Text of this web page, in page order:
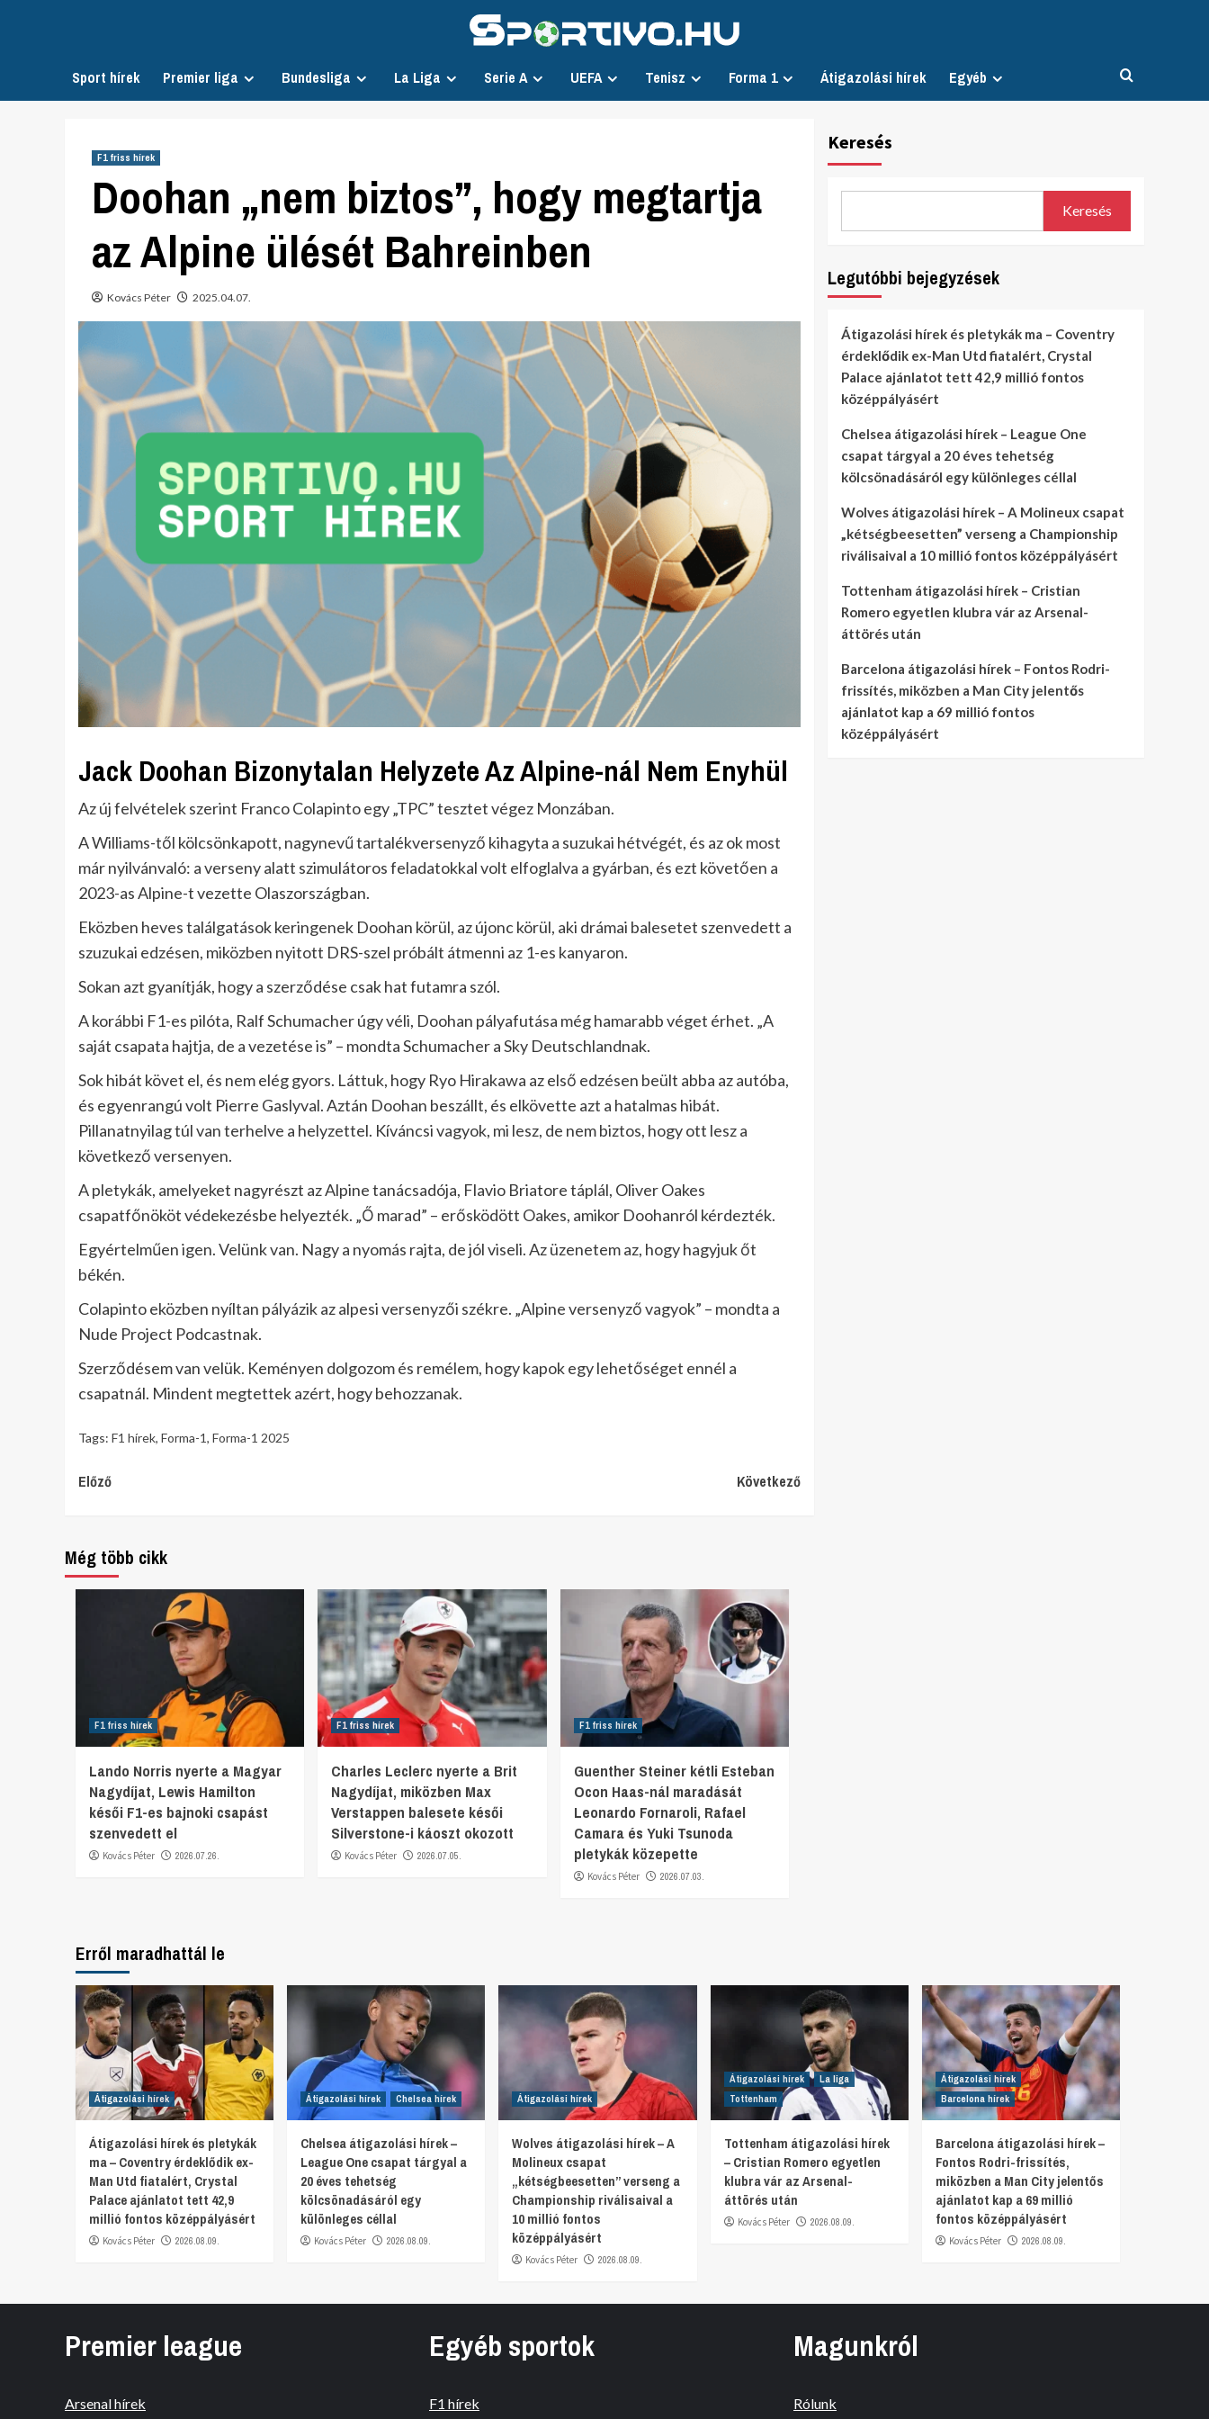
Sport hírek Premier liga Bundesliga La Liga Serie A UEFA Tenisz Forma 1 Átigazolási hírek Egyéb
F1 friss hírek
Doohan „nem biztos”, hogy megtartja
az Alpine ülését Bahreinben
Kovács Péter 2025.04.07.
Jack Doohan Bizonytalan Helyzete Az Alpine-nál Nem Enyhül
Az új felvételek szerint Franco Colapinto egy „TPC” tesztet végez Monzában.
A Williams-től kölcsönkapott, nagynevű tartalékversenyző kihagyta a suzukai hétvégét, és az ok most
már nyilvánvaló: a verseny alatt szimulátoros feladatokkal volt elfoglalva a gyárban, és ezt követően a
2023-as Alpine-t vezette Olaszországban.
Eközben heves találgatások keringenek Doohan körül, az újonc körül, aki drámai balesetet szenvedett a
szuzukai edzésen, miközben nyitott DRS-szel próbált átmenni az 1-es kanyaron.
Sokan azt gyanítják, hogy a szerződése csak hat futamra szól.
A korábbi F1-es pilóta, Ralf Schumacher úgy véli, Doohan pályafutása még hamarabb véget érhet. „A
saját csapata hajtja, de a vezetése is” – mondta Schumacher a Sky Deutschlandnak.
Sok hibát követ el, és nem elég gyors. Láttuk, hogy Ryo Hirakawa az első edzésen beült abba az autóba,
és egyenrangú volt Pierre Gaslyval. Aztán Doohan beszállt, és elkövette azt a hatalmas hibát.
Pillanatnyilag túl van terhelve a helyzettel. Kíváncsi vagyok, mi lesz, de nem biztos, hogy ott lesz a
következő versenyen.
A pletykák, amelyeket nagyrészt az Alpine tanácsadója, Flavio Briatore táplál, Oliver Oakes
csapatfőnököt védekezésbe helyezték. „Ő marad” – erősködött Oakes, amikor Doohanról kérdezték.
Egyértelműen igen. Velünk van. Nagy a nyomás rajta, de jól viseli. Az üzenetem az, hogy hagyjuk őt
békén.
Colapinto eközben nyíltan pályázik az alpesi versenyzői székre. „Alpine versenyző vagyok” – mondta a
Nude Project Podcastnak.
Szerződésem van velük. Keményen dolgozom és remélem, hogy kapok egy lehetőséget ennél a
csapatnál. Mindent megtettek azért, hogy behozzanak.
Tags: F1 hírek, Forma-1, Forma-1 2025
Continue
Előző Következő
Még több cikk
F1 friss hírek
Lando Norris nyerte a Magyar
Nagydíjat, Lewis Hamilton
késői F1-es bajnoki csapást
szenvedett el
Kovács Péter 2026.07.26.
F1 friss hírek
Charles Leclerc nyerte a Brit
Nagydíjat, miközben Max
Verstappen balesete késői
Silverstone-i káoszt okozott
Kovács Péter 2026.07.05.
F1 friss hírek
Guenther Steiner kétli Esteban
Ocon Haas-nál maradását
Leonardo Fornaroli, Rafael
Camara és Yuki Tsunoda
pletykák közepette
Kovács Péter 2026.07.03.
Keresés
Keresés
Legutóbbi bejegyzések
Átigazolási hírek és pletykák ma – Coventry
érdeklődik ex-Man Utd fiatalért, Crystal
Palace ajánlatot tett 42,9 millió fontos
középpályásért
Chelsea átigazolási hírek – League One
csapat tárgyal a 20 éves tehetség
kölcsönadásáról egy különleges céllal
Wolves átigazolási hírek – A Molineux csapat
„kétségbeesetten” verseng a Championship
riválisaival a 10 millió fontos középpályásért
Tottenham átigazolási hírek – Cristian
Romero egyetlen klubra vár az Arsenal-
áttörés után
Barcelona átigazolási hírek – Fontos Rodri-
frissítés, miközben a Man City jelentős
ajánlatot kap a 69 millió fontos
középpályásért
Erről maradhattál le
Átigazolási hírek
Átigazolási hírek és pletykák
ma – Coventry érdeklődik ex-
Man Utd fiatalért, Crystal
Palace ajánlatot tett 42,9
millió fontos középpályásért
Kovács Péter 2026.08.09.
Átigazolási hírek Chelsea hírek
Chelsea átigazolási hírek –
League One csapat tárgyal a
20 éves tehetség
kölcsönadásáról egy
különleges céllal
Kovács Péter 2026.08.09.
Átigazolási hírek
Wolves átigazolási hírek – A
Molineux csapat
„kétségbeesetten” verseng a
Championship riválisaival a
10 millió fontos
középpályásért
Kovács Péter 2026.08.09.
Átigazolási hírek
La liga
Tottenham
Tottenham átigazolási hírek
– Cristian Romero egyetlen
klubra vár az Arsenal-
áttörés után
Kovács Péter 2026.08.09.
Átigazolási hírek
Barcelona hírek
Barcelona átigazolási hírek –
Fontos Rodri-frissítés,
miközben a Man City jelentős
ajánlatot kap a 69 millió
fontos középpályásért
Kovács Péter 2026.08.09.
Premier league
Arsenal hírek
Egyéb sportok
F1 hírek
Magunkról
Rólunk